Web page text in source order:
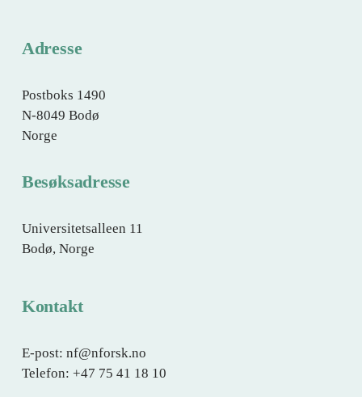
i
e
Adresse
Postboks 1490
N-8049 Bodø
Norge
Besøksadresse
Universitetsalleen 11
Bodø, Norge
Kontakt
E-post: nf@nforsk.no
Telefon: +47 75 41 18 10